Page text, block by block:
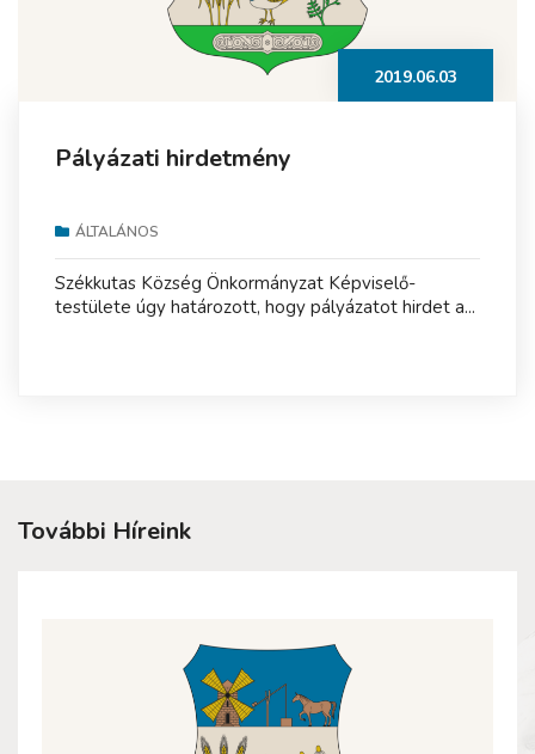
2019.06.03
Pályázati hirdetmény
ÁLTALÁNOS
Székkutas Község Önkormányzat Képviselő-
testülete úgy határozott, hogy pályázatot hirdet a...
További Híreink